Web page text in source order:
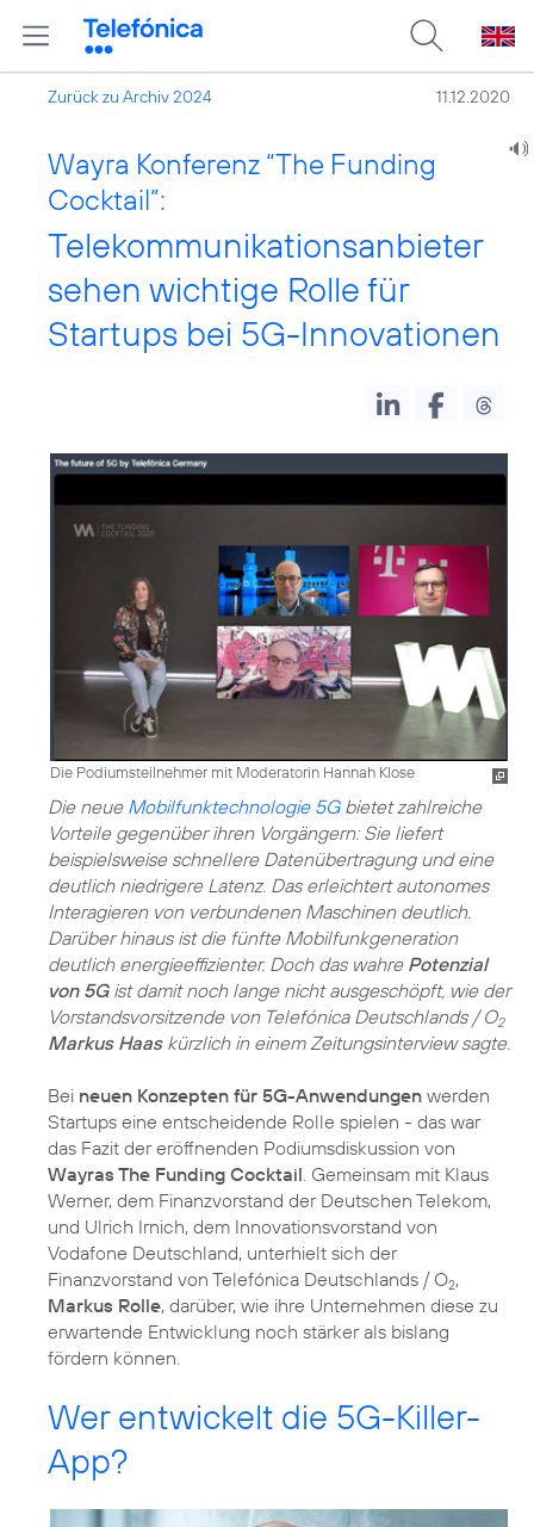
Zurück zu Archiv 2024 11.12.2020
Wayra Konferenz “The Funding
Cocktail”:
Telekommunikationsanbieter
sehen wichtige Rolle für
Startups bei 5G-Innovationen
Die Podiumsteilnehmer mit Moderatorin Hannah Klose
Die neue Mobilfunktechnologie 5Gbietet zahlreiche
Vorteile gegenüber ihren Vorgängern: Sie liefert
beispielsweise schnellere Datenübertragung und eine
deutlich niedrigere Latenz. Das erleichtert autonomes
Interagieren von verbundenen Maschinen deutlich.
Darüber hinaus ist die fünfte Mobilfunkgeneration
deutlich energieeffizienter. Doch das wahre Potenzial
von 5Gist damit noch lange nicht ausgeschöpft, wie der
Vorstandsvorsitzende von Telefónica Deutschlands / O2
Markus Haaskürzlich in einem Zeitungsinterview sagte.
Bei neuen Konzepten für 5G-Anwendungen werden
Startups eine entscheidende Rolle spielen - das war
das Fazit der eröffnenden Podiumsdiskussion von
Wayras The Funding Cocktail. Gemeinsam mit Klaus
Werner, dem Finanzvorstand der Deutschen Telekom,
und Ulrich Irnich, dem Innovationsvorstand von
Vodafone Deutschland, unterhielt sich der
Finanzvorstand von Telefónica Deutschlands / O2,
Markus Rolle, darüber, wie ihre Unternehmen diese zu
erwartende Entwicklung noch stärker als bislang
fördern können.
Wer entwickelt die 5G-Killer-
App?